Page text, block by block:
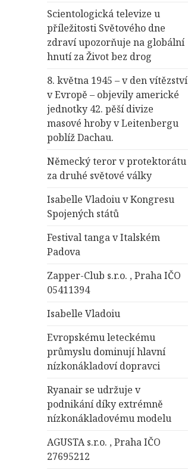
Scientologická televize u
příležitosti Světového dne
zdraví upozorňuje na globální
hnutí za Život bez drog
8. května 1945 – v den vítězství
v Evropě – objevily americké
jednotky 42. pěší divize
masové hroby v Leitenbergu
poblíž Dachau.
Německý teror v protektorátu
za druhé světové války
Isabelle Vladoiu v Kongresu
Spojených států
Festival tanga v Italském
Padova
Zapper-Club s.r.o. , Praha IČO
05411394
Isabelle Vladoiu
Evropskému leteckému
průmyslu dominují hlavní
nízkonákladoví dopravci
Ryanair se udržuje v
podnikání díky extrémně
nízkonákladovému modelu
AGUSTA s.r.o. , Praha IČO
27695212